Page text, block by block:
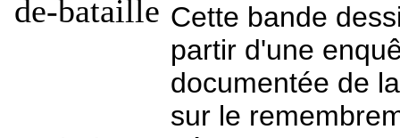
Cette bande
partir d'une
documentée de
sur le